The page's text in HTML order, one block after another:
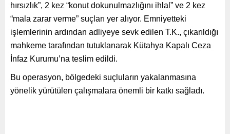
hırsızlık”, 2 kez “konut dokunulmazlığını ihlal” ve 2 kez
“mala zarar verme” suçları yer alıyor. Emniyetteki
işlemlerinin ardından adliyeye sevk edilen T.K., çıkarıldığı
mahkeme tarafından tutuklanarak Kütahya Kapalı Ceza
İnfaz Kurumu’na teslim edildi.
Bu operasyon, bölgedeki suçluların yakalanmasına
yönelik yürütülen çalışmalara önemli bir katkı sağladı.